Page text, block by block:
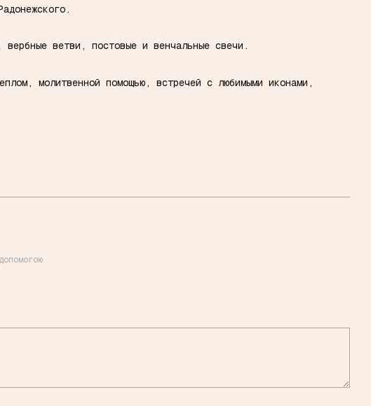
вербные ветви, постовые и венчальные свечи.
молитвенной помощью, встречей с любимыми иконами,